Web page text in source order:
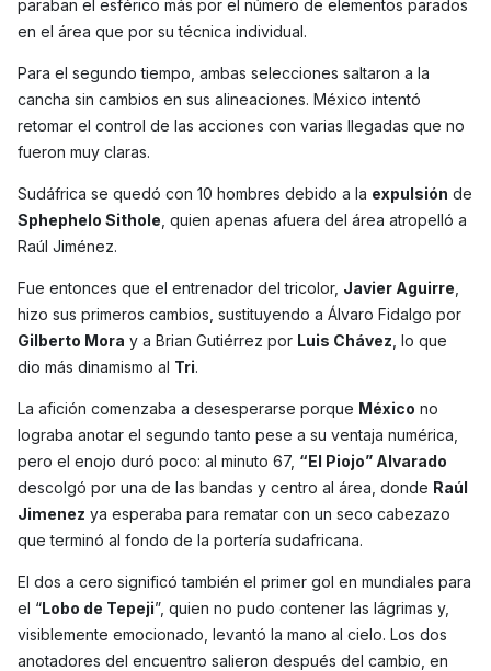
paraban el esférico más por el número de elementos parados
en el área que por su técnica individual.
Para el segundo tiempo, ambas selecciones saltaron a la
cancha sin cambios en sus alineaciones. México intentó
retomar el control de las acciones con varias llegadas que no
fueron muy claras.
Sudáfrica se quedó con 10 hombres debido a la expulsión de
Sphephelo Sithole , quien apenas afuera del área atropelló a
Raúl Jiménez.
Fue entonces que el entrenador del tricolor, Javier Aguirre
hizo sus primeros cambios, sustituyendo a Álvaro Fidalgo por
Gilberto Mora y a Brian Gutiérrez por Luis Chávez , lo que
dio más dinamismo al Tri.
La afición comenzaba a desesperarse porque México no
lograba anotar el segundo tanto pese a su ventaja numérica,
pero el enojo duró poco: al minuto 67, “El Piojo” Alvarado
descolgó por una de las bandas y centro al área, donde Raúl
Jimenez ya esperaba para rematar con un seco cabezazo
que terminó al fondo de la portería sudafricana.
El dos a cero significó también el primer gol en mundiales para
el “Lobo de Tepeji”, quien no pudo contener las lágrimas y,
visiblemente emocionado, levantó la mano al cielo. Los dos
anotadores del encuentro salieron después del cambio, en